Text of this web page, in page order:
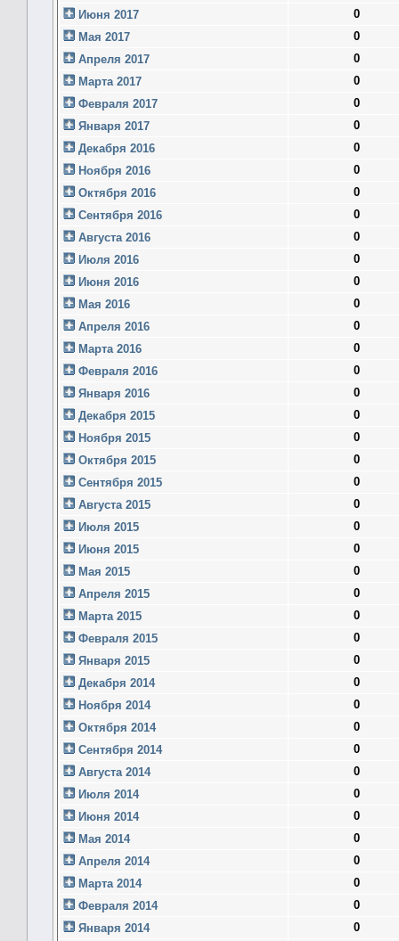
Июня 2017
0
Мая 2017
0
Апреля 2017
0
Марта 2017
0
Февраля 2017
0
Января 2017
0
Декабря 2016
0
Ноября 2016
0
Октября 2016
0
Сентября 2016
0
Августа 2016
0
Июля 2016
0
Июня 2016
0
Мая 2016
0
Апреля 2016
0
Марта 2016
0
Февраля 2016
0
Января 2016
0
Декабря 2015
0
Ноября 2015
0
Октября 2015
0
Сентября 2015
0
Августа 2015
0
Июля 2015
0
Июня 2015
0
Мая 2015
0
Апреля 2015
0
Марта 2015
0
Февраля 2015
0
Января 2015
0
Декабря 2014
0
Ноября 2014
0
Октября 2014
0
Сентября 2014
0
Августа 2014
0
Июля 2014
0
Июня 2014
0
Мая 2014
0
Апреля 2014
0
Марта 2014
0
Февраля 2014
0
Января 2014
0